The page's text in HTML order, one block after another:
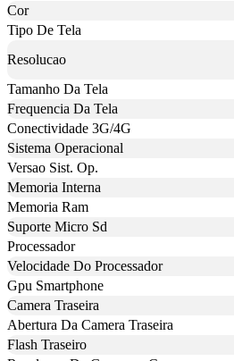
Cor
Tipo De Tela
Resolucao
Tamanho Da Tela
Frequencia Da Tela
Conectividade 3G/4G
Sistema Operacional
Versao Sist. Op.
Memoria Interna
Memoria Ram
Suporte Micro Sd
Processador
Velocidade Do Processador
Gpu Smartphone
Camera Traseira
Abertura Da Camera Traseira
Flash Traseiro